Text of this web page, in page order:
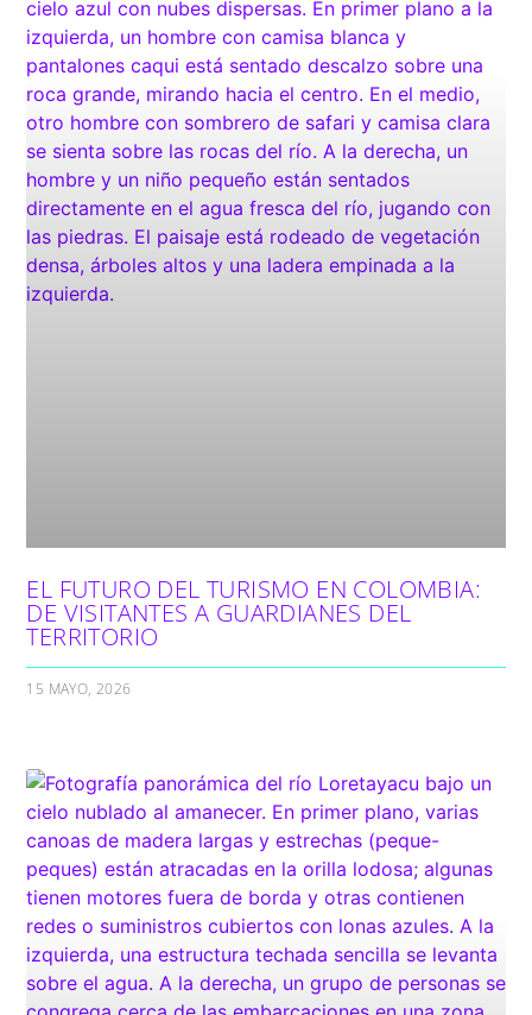
EL FUTURO DEL TURISMO EN COLOMBIA:
DE VISITANTES A GUARDIANES DEL
TERRITORIO
15 MAYO, 2026